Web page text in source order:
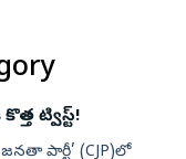
ట్విస్ట్‌!
పార్టీ’ (CJP)లో